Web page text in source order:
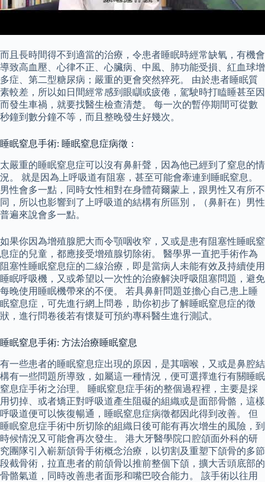
而且長時間得不到適當的治療，令患者睡眠時經常缺氧，有機會
導致高血壓、心律不正、心臟病、中風、肺功能受損、紅血球增
多症、第二型糖尿病；嚴重的更會突然猝死。 由於患者睡眠質
素較差，所以如日間經常感到眼瞓或疲倦，駕駛時打瞌睡甚至因
而發生車禍，就要找醫生檢查清楚。 每一次的暫停期間可從數
秒鐘到數分鐘不等，而且整晚發生好幾次。
睡眠窒息手術: 睡眠窒息症病徵：
太嚴重的睡眠窒息症可以沒有鼻鼾聲，因為他已經到了窒息的情
況。 就是因為上呼吸道有阻塞，甚至可能會牽連到睡眠窒息。
男性會多一點，同時女性相對在身體荷爾蒙上，跟男性又有所不
同，所以也影響到了上呼吸道的結構有所區別，（鼻鼾在）男性
普遍來說會多一點。
如果你因為增殖腺肥大而令顎咽收窄，又或是患有阻塞性睡眠窒
息症的兒童，都應接受增殖腺切除術。 醫學界一直把手術作為
阻塞性睡眠窒息症的二線治療，即是當病人未能有效及持續使用
睡眠呼吸機，又或希望以一次性的治療解決呼吸阻塞問題，避免
每晚使用睡眠機帶來的不便。 若具鼻鼾問題並擔心自己患上睡
眠窒息症，可先進行網上問卷，助你初步了解睡眠窒息症的徵
狀，進行問卷後若有懷疑可預約專科醫生進行測試。
睡眠窒息手術: 方法治療睡眠窒息
有一些患者的睡眠窒息症出現的原因，是其咽喉，又或是鼻腔結
構有一些問題所導致，如屬這一種情況，便可選擇進行有關睡眠
窒息症手術之治理。 睡眠窒息症手術的整個過程裡，主要是採
用切掉、或者矯正對呼吸道產生阻礙的組織或是面部骨骼，這樣
呼吸道便可以恢復暢通，睡眠窒息症病徵都因此得到改善。 但
睡眠窒息症手術中所切除的組織日後可能有再次增生的風險，到
時候情況又可能會再次發生。 港大牙醫學院口腔頜面外科的研
究團隊引入嶄新頜骨手術概念治療，以切割及重塑下頜骨的多節
段截骨術，拉直患者的前頜骨以推前整個下頜，擴大舌頭底部的
骨骼氣道，同時改善患者面形和嘴巴咬合能力。 該手術以往用